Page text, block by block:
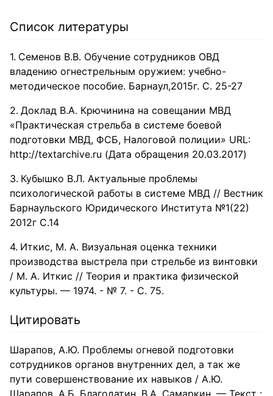
Список литературы
Семенов В.В. Обучение сотрудников ОВД
владению огнестрельным оружием: учебно-
методическое пособие. Барнаул,2015г. С. 25-27
Доклад В.А. Крючинина на совещании МВД
«Практическая стрельба в системе боевой
подготовки МВД, ФСБ, Налоговой полиции» URL:
http://textarchive.ru (Дата обращения 20.03.2017)
Кубышко В.Л. Актуальные проблемы
психологической работы в системе МВД // Вестник
Барнаульского Юридического Института №1(22)
2012г С.14
Иткис, М. А. Визуальная оценка техники
производства выстрела при стрельбе из винтовки
/ М. А. Иткис // Теория и практика физической
культуры. — 1974. - № 7. - С. 75.
Цитировать
Шарапов, А.Ю. Проблемы огневой подготовки
сотрудников органов внутренних дел, а так же
пути совершенствование их навыков / А.Ю.
Шарапов, А.Б. Благодатин, В.А. Самаркин. — Текст :